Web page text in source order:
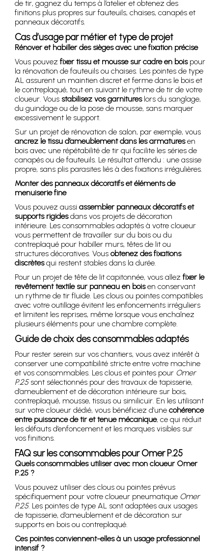
de tir, gagnez du temps à l’atelier et obtenez des
finitions plus propres sur fauteuils, chaises, canapés et
panneaux décoratifs.
Cas d’usage par métier et type de projet
Rénover et habiller des sièges avec une fixation précise
Vous pouvez fixer tissu et mousse sur cadre en boispour
la rénovation de fauteuils ou chaises. Les pointes de type
AL assurent un maintien discret et ferme dans le bois et
le contreplaqué, tout en suivant le rythme de tir de votre
cloueur. Vous stabilisez vos garnitureslors du sanglage,
du guindage ou de la pose de mousse, sans marquer
excessivement le support.
Sur un projet de rénovation de salon, par exemple, vous
ancrez le tissu d’ameublement dans les armaturesen
bois avec une répétabilité de tir qui facilite les séries de
canapés ou de fauteuils. Le résultat attendu : une assise
propre, sans plis parasites liés à des fixations irrégulières.
Monter des panneaux décoratifs et éléments de
menuiserie fine
Vous pouvez aussi assembler panneaux décoratifs et
supports rigidesdans vos projets de décoration
intérieure. Les consommables adaptés à votre cloueur
vous permettent de travailler sur du bois ou du
contreplaqué pour habiller murs, têtes de lit ou
structures décoratives. Vous obtenez des fixations
discrètesqui restent stables dans la durée.
Pour un projet de tête de lit capitonnée, vous allez fixer le
revêtement textile sur panneau en boisen conservant
un rythme de tir fluide. Les clous ou pointes compatibles
avec votre outillage évitent les enfoncements irréguliers
et limitent les reprises, même lorsque vous enchaînez
plusieurs éléments pour une chambre complète.
Guide de choix des consommables adaptés
Pour rester serein sur vos chantiers, vous avez intérêt à
conserver une compatibilité stricte entre votre machine
et vos consommables. Les clous et pointes pour Omer
P.25sont sélectionnés pour des travaux de tapisserie,
d’ameublement et de décoration intérieure sur bois,
contreplaqué, mousse, tissus ou similicuir. En les utilisant
sur votre cloueur dédié, vous bénéficiez d’une cohérence
entre puissance de tir et tenue mécanique, ce qui réduit
les défauts d’enfoncement et les marques visibles sur
vos finitions.
FAQ sur les consommables pour Omer P.25
Quels consommables utiliser avec mon cloueur Omer
P.25 ?
Vous pouvez utiliser des clous ou pointes prévus
spécifiquement pour votre cloueur pneumatique Omer
P.25. Les pointes de type AL sont adaptées aux usages
de tapisserie, d’ameublement et de décoration sur
supports en bois ou contreplaqué.
Ces pointes conviennent-elles à un usage professionnel
intensif ?